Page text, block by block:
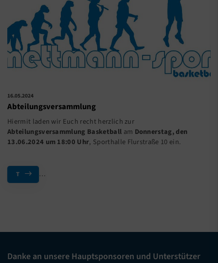
16.05.2024
Abteilungsversammlung
Hiermit laden wir Euch recht herzlich zur
Abteilungsversammlung Basketball am Donnerstag, den
13.06.2024 um 18:00 Uhr, Sporthalle Flurstraße 10 ein.
T …
Danke an unsere Hauptsponsoren und Unterstützer